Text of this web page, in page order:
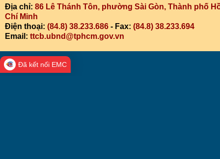
Địa chỉ: 86 Lê Thánh Tôn, phường Sài Gòn, Thành phố
Chí Minh
Điện thoại: (84.8) 38.233.686 - Fax: (84.8) 38.233.694
Email: ttcb.ubnd@tphcm.gov.vn
Đã kết nối EMC